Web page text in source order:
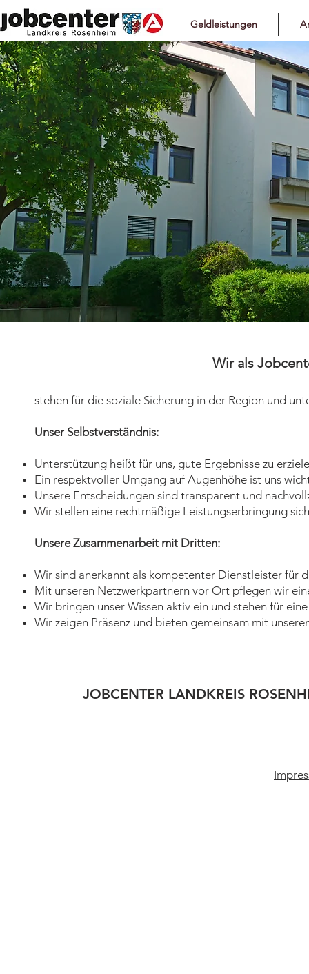
Geldleistungen
Wir als
stehen für die soziale Sicherung in der Region und
Unser Selbstverständnis:
Unterstützung heißt für uns, gute Ergebnisse zu
Ein respektvoller Umgang auf Augenhöhe ist uns
Unsere Entscheidungen sind transparent und
Wir stellen eine rechtmäßige Leistungserbringung
Unsere Zusammenarbeit mit Dritten:
Wir sind anerkannt als kompetenter Dienstleister für
Mit unseren Netzwerkpartnern vor Ort pflegen wir
Wir bringen unser Wissen aktiv ein und stehen für
Wir zeigen Präsenz und bieten gemeinsam mit
JOBCENTER LANDKREIS